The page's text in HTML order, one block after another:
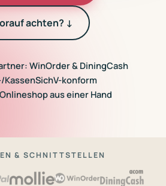
achten? ↓
WinOrder & DiningCash
KassenSichV-konform
aus einer Hand
& SCHNITTSTELLEN